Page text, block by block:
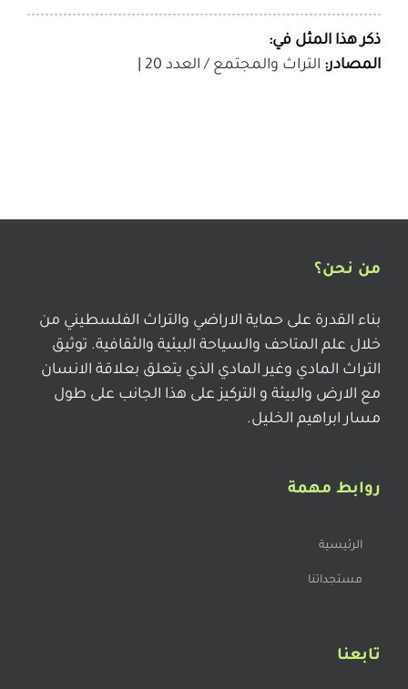
ذكر هذا المثل في:
المصادر: التراث والمجتمع / العدد 20
من نحن؟
بناء القدرة على حماية الاراضي والتراث الفلسطيني من
خلال علم المتاحف والسياحة البيئية والثقافية. توثيق
التراث المادي وغير المادي الذي يتعلق بعلاقة الانسان
مع الارض والبيئة و التركيز على هذا الجانب على طول
مسار ابراهيم الخليل.
روابط مهمة
الرئيسية
مستجداتنا
تابعنا